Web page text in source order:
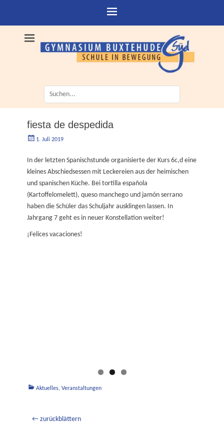
Suche
nach:
fiesta de despedida
Geschrieben
1. Juli 2019
In der letzten Spanischstunde organisierte der Kurs 6c,d eine
kleines Abschiedsessen mit Leckereien aus der heimischen
und spanischen Küche. Bei tortilla española
(Kartoffelomelett), queso manchego und jamón serrano
haben die Schüler das Schuljahr ausklingen lassen. In
Jahrgang 7 geht es in neuer Konstellation weiter!
¡Felices vacaciones!
Kategorien
Aktuelles, Veranstaltungen
Beitragsnavigation
← zurückblättern